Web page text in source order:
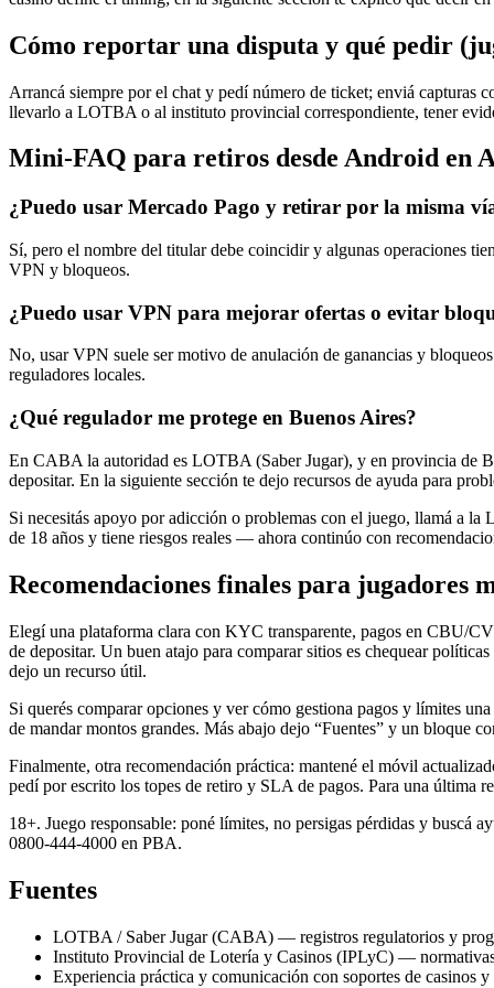
Cómo reportar una disputa y qué pedir
Arrancá siempre por el chat y pedí número de ticket; enviá capturas
llevarlo a LOTBA o al instituto provincial correspondiente, tener
Mini-FAQ para retiros desde Android en
¿Puedo usar Mercado Pago y retirar por la misma
Sí, pero el nombre del titular debe coincidir y algunas operaciones
VPN y bloqueos.
¿Puedo usar VPN para mejorar ofertas o evitar
No, usar VPN suele ser motivo de anulación de ganancias y
reguladores locales.
¿Qué regulador me protege en Buenos Aires?
En CABA la autoridad es LOTBA (Saber Jugar), y en provincia de
depositar. En la siguiente sección te dejo recursos de ayuda para
Si necesitás apoyo por adicción o problemas con el juego, llamá a
de 18 años y tiene riesgos reales — ahora continúo con
Recomendaciones finales para jugadores
Elegí una plataforma clara con KYC transparente, pagos en CBU/
de depositar. Un buen atajo para comparar sitios es chequear
dejo un recurso útil.
Si querés comparar opciones y ver cómo gestiona pagos y límites
de mandar montos grandes. Más abajo dejo “Fuentes” y un bloque
Finalmente, otra recomendación práctica: mantené el móvil
pedí por escrito los topes de retiro y SLA de pagos. Para una última
18+. Juego responsable: poné límites, no persigas pérdidas y buscá
0800-444-4000 en PBA.
Fuentes
LOTBA / Saber Jugar (CABA) — registros regulatorios y
Instituto Provincial de Lotería y Casinos (IPLyC) —
Experiencia práctica y comunicación con soportes de casinos